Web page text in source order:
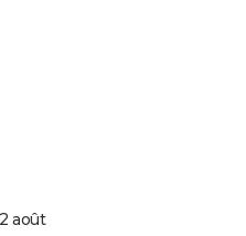
août